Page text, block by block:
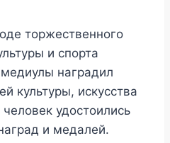
торжественного
и спорта
наградил
культуры, искусства
удостоились
и медалей.